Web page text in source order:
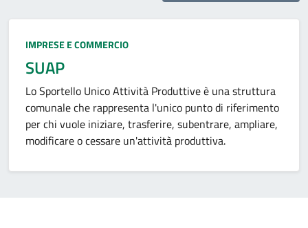
Categoria:
IMPRESE E COMMERCIO
SUAP
Lo Sportello Unico Attività Produttive è una struttura
comunale che rappresenta l'unico punto di riferimento
per chi vuole iniziare, trasferire, subentrare, ampliare,
modificare o cessare un'attività produttiva.